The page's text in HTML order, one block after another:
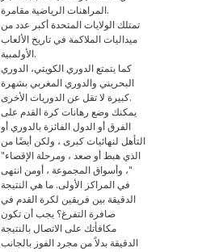
المراهنات الرياضية مقامرة.
تمتلك الولايات المتحدة أكبر عدد من
ميداليات الملاكمة في تاريخ الألعاب
الأولمبية.
كما يتمتع الدوري الكويتي، الدوري
البحريني والدوري المغربي بشهرة
كبيرة لا تقل عن الدوريات الأخرى.
يمكنك وضع رهانات كرة القدم على
الفرق أو الدول الفائزة بالدوري أو
التأهل لنهائيات كبرى ، ولكن أيضًا من
الذي هبط أو صعد ، ومرحلة الإقصاء"
"، وأسواق المجموعة ، أومن انتهى
في المراكز الأولى. ما هي النتيجة
الدقيقة بين فريقين لكرة القدم في
صافرة التفرغ؟ يجب أن تكون
مكافأتك على الاتصال بالنتيجة
الدقيقة بدلاً من مجرد الفوز بالجانب